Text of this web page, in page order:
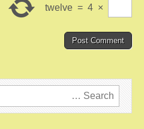
×
4
=
twelve
Search
for: